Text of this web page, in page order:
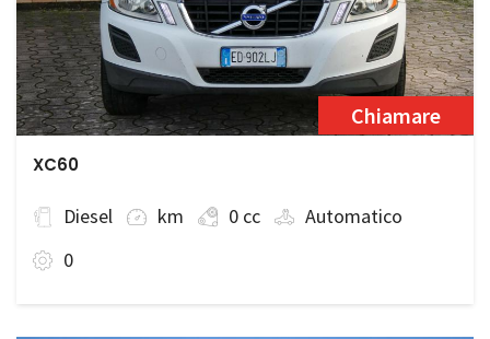
Chiamare
XC60
Diesel km 0 cc
Automatico
0